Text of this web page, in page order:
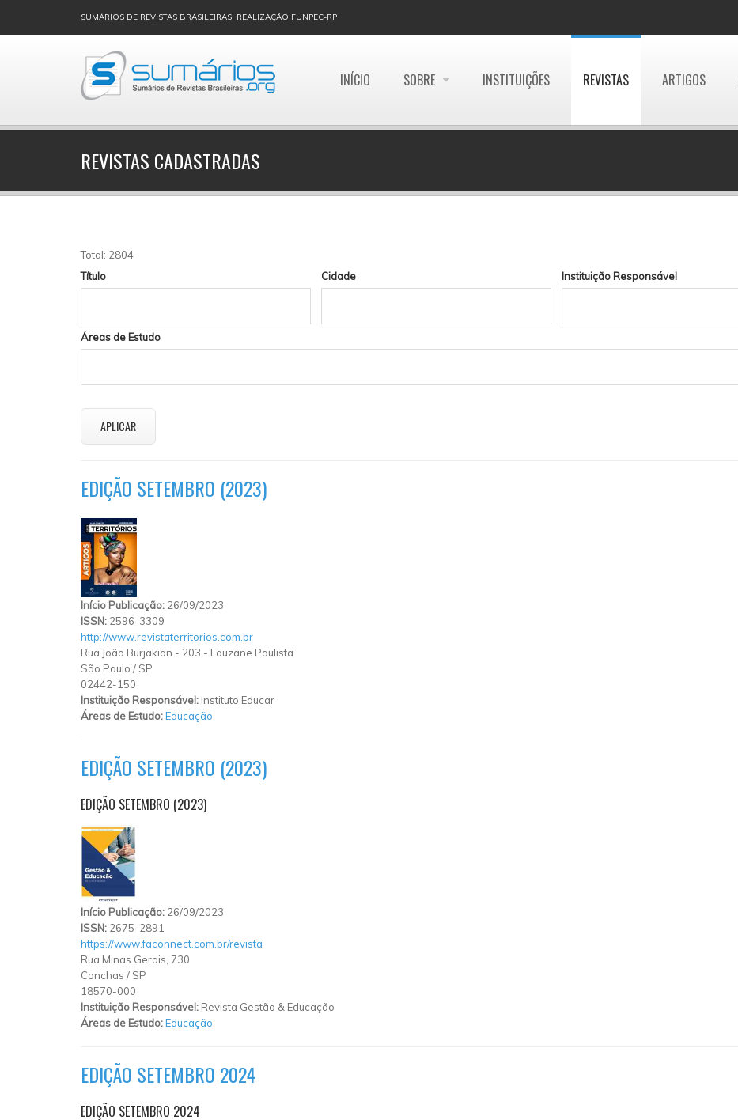
SUMÁRIOS DE REVISTAS BRASILEIRAS, REALIZAÇÃO FUNPEC-RP
INÍCIO SOBRE INSTITUIÇÕES REVISTAS ARTIGOS
REVISTAS CADASTRADAS
Total: 2804
Título
Cidade Instituição Responsável
Áreas de Estudo
EDIÇÃO SETEMBRO (2023)
Início Publicação: 26/09/2023
ISSN: 2596-3309
http://www.revistaterritorios.com.br
Rua João Burjakian - 203 - Lauzane Paulista
São Paulo / SP
02442-150
Instituição Responsável: Instituto Educar
Áreas de Estudo:Educação
EDIÇÃO SETEMBRO (2023)
EDIÇÃO SETEMBRO (2023)
Início Publicação: 26/09/2023
ISSN: 2675-2891
https://www.faconnect.com.br/revista
Rua Minas Gerais, 730
Conchas / SP
18570-000
Instituição Responsável: Revista Gestão & Educação
Áreas de Estudo:Educação
EDIÇÃO SETEMBRO 2024
EDIÇÃO SETEMBRO 2024